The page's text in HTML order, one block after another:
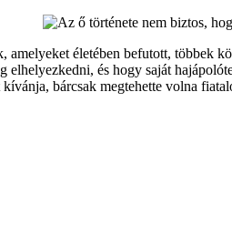
életében befutott, többek
és hogy saját
bárcsak megtehette volna